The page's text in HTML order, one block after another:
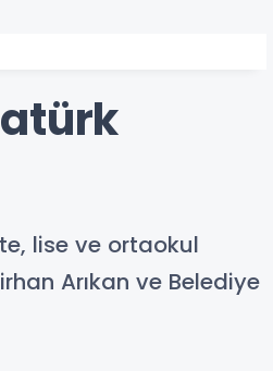
lise ve ortaokul
Arıkan ve Belediye